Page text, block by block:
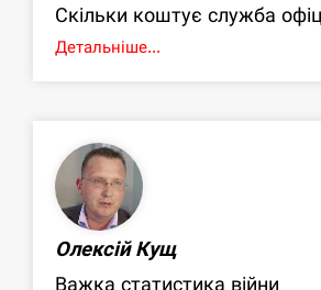
Скільки коштує служба
Детальніше...
Олексій Кущ
Важка статистика війни